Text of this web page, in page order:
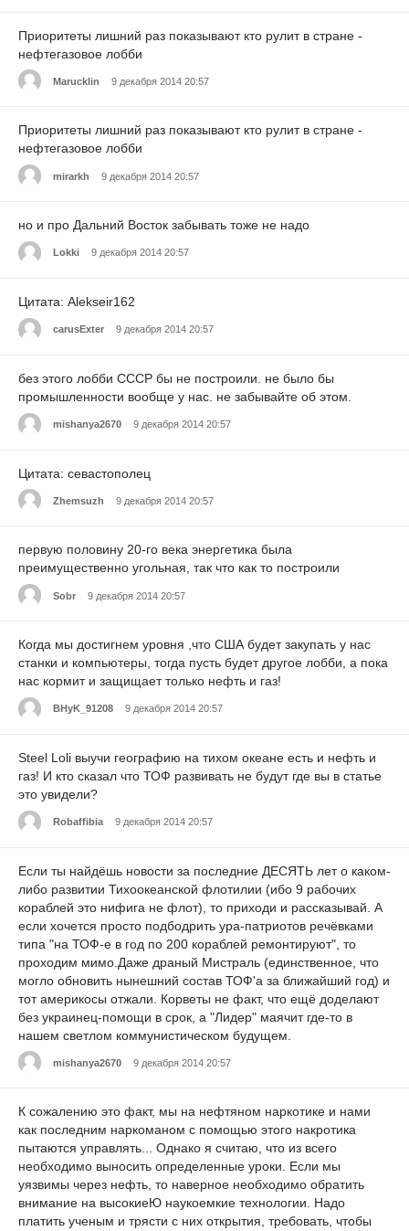
Приоритеты лишний раз показывают кто рулит в стране -
нефтегазовое лобби
Marucklin 9 декабря 2014 20:57
Приоритеты лишний раз показывают кто рулит в стране -
нефтегазовое лобби
mirarkh 9 декабря 2014 20:57
но и про Дальний Восток забывать тоже не надо
Lokki 9 декабря 2014 20:57
Цитата: Alekseir162
carusExter 9 декабря 2014 20:57
без этого лобби СССР бы не построили. не было бы
промышленности вообще у нас. не забывайте об этом.
mishanya2670 9 декабря 2014 20:57
Цитата: севастополец
Zhemsuzh 9 декабря 2014 20:57
первую половину 20-го века энергетика была
преимущественно угольная, так что как то построили
Sobr 9 декабря 2014 20:57
Когда мы достигнем уровня ,что США будет закупать у нас
станки и компьютеры, тогда пусть будет другое лобби, а пока
нас кормит и защищает только нефть и газ!
BHyK_91208 9 декабря 2014 20:57
Steel Loli выучи географию на тихом океане есть и нефть и
газ! И кто сказал что ТОФ развивать не будут где вы в статье
это увидели?
Robaffibia 9 декабря 2014 20:57
Если ты найдёшь новости за последние ДЕСЯТЬ лет о каком-
либо развитии Тихоокеанской флотилии (ибо 9 рабочих
кораблей это нифига не флот), то приходи и рассказывай. А
если хочется просто подбодрить ура-патриотов речёвками
типа "на ТОФ-е в год по 200 кораблей ремонтируют", то
проходим мимо.Даже драный Мистраль (единственное, что
могло обновить нынешний состав ТОФ'а за ближайший год) и
тот америкосы отжали. Корветы не факт, что ещё доделают
без украинец-помощи в срок, а "Лидер" маячит где-то в
нашем светлом коммунистическом будущем.
mishanya2670 9 декабря 2014 20:57
К сожалению это факт, мы на нефтяном наркотике и нами
как последним наркоманом с помощью этого накротика
пытаются управлять... Однако я считаю, что из всего
необходимо выносить определенные уроки. Если мы
уязвимы через нефть, то наверное необходимо обратить
внимание на высокиеЮ наукоемкие технологии. Надо
платить ученым и трясти с них открытия, требовать, чтобы